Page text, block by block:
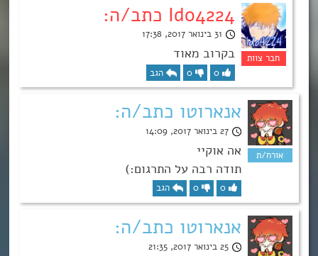
Ido4224 כתב/ה:
31 בינואר 2017, 17:38
בקרוב מאוד
0
0 הגב
אנארוטו כתב/ה:
27 בינואר 2017, 14:09
אה אוקיי
תודה רבה על התרגום:)
0
0 הגב
אנארוטו כתב/ה:
25 בינואר 2017, 21:35